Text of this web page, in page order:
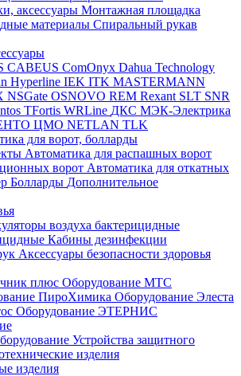
аксессуары Монтажная площадка
материалы Спиральный рукав
CABEUS ComOnyx Dahua Technology
Hyperline IEK ITK MASTERMANN
NSGate OSNOVO REM Rexant SLT SNR
TFortis WRLine ДКС МЭК-Электрика
ЦМО NETLAN TLK
для ворот, болларды
Автоматика для распашных ворот
ворот Автоматика для откатных
Болларды Дополнительное
воздуха бактерицидные
Кабины дезинфекции
Аксессуары безопасности здоровья
плюс Оборудование МТС
ПироХимика Оборудование Элеста
Оборудование ЭТЕРНИС
Устройства защитного
изделия
изделия